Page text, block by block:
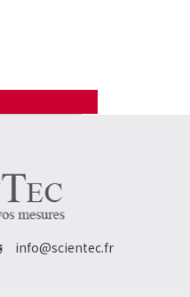
info@scientec.fr